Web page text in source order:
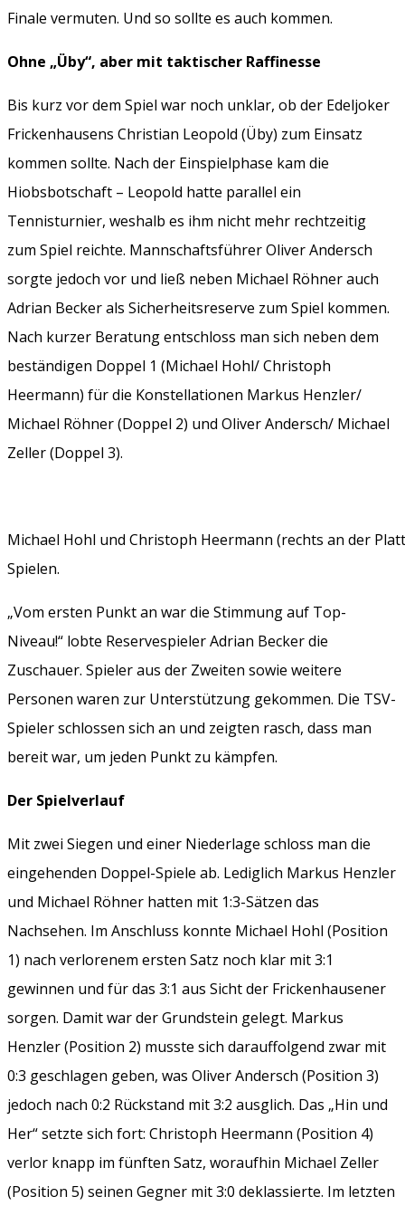
Finale vermuten. Und so sollte es auch kommen.
Ohne „Üby“, aber mit taktischer Raffinesse
Bis kurz vor dem Spiel war noch unklar, ob der Edeljoker
Frickenhausens Christian Leopold (Üby) zum Einsatz
kommen sollte. Nach der Einspielphase kam die
Hiobsbotschaft – Leopold hatte parallel ein
Tennisturnier, weshalb es ihm nicht mehr rechtzeitig
zum Spiel reichte. Mannschaftsführer Oliver Andersch
sorgte jedoch vor und ließ neben Michael Röhner auch
Adrian Becker als Sicherheitsreserve zum Spiel kommen.
Nach kurzer Beratung entschloss man sich neben dem
beständigen Doppel 1 (Michael Hohl/ Christoph
Heermann) für die Konstellationen Markus Henzler/
Michael Röhner (Doppel 2) und Oliver Andersch/ Michael
Zeller (Doppel 3).
Michael Hohl und Christoph Heermann (rechts an der
Spielen.
„Vom ersten Punkt an war die Stimmung auf Top-
Niveau!“ lobte Reservespieler Adrian Becker die
Zuschauer. Spieler aus der Zweiten sowie weitere
Personen waren zur Unterstützung gekommen. Die TSV-
Spieler schlossen sich an und zeigten rasch, dass man
bereit war, um jeden Punkt zu kämpfen.
Der Spielverlauf
Mit zwei Siegen und einer Niederlage schloss man die
eingehenden Doppel-Spiele ab. Lediglich Markus Henzler
und Michael Röhner hatten mit 1:3-Sätzen das
Nachsehen. Im Anschluss konnte Michael Hohl (Position
1) nach verlorenem ersten Satz noch klar mit 3:1
gewinnen und für das 3:1 aus Sicht der Frickenhausener
sorgen. Damit war der Grundstein gelegt. Markus
Henzler (Position 2) musste sich darauffolgend zwar mit
0:3 geschlagen geben, was Oliver Andersch (Position 3)
jedoch nach 0:2 Rückstand mit 3:2 ausglich. Das „Hin und
Her“ setzte sich fort: Christoph Heermann (Position 4)
verlor knapp im fünften Satz, woraufhin Michael Zeller
(Position 5) seinen Gegner mit 3:0 deklassierte. Im letzten